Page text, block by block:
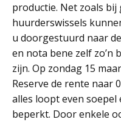
productie. Net zoals
huurderswissels
u doorgestuurd naar
en nota bene zelf zo’n
zijn. Op zondag 15
Reserve de rente naar
alles loopt even soepel
beperkt. Door enkele